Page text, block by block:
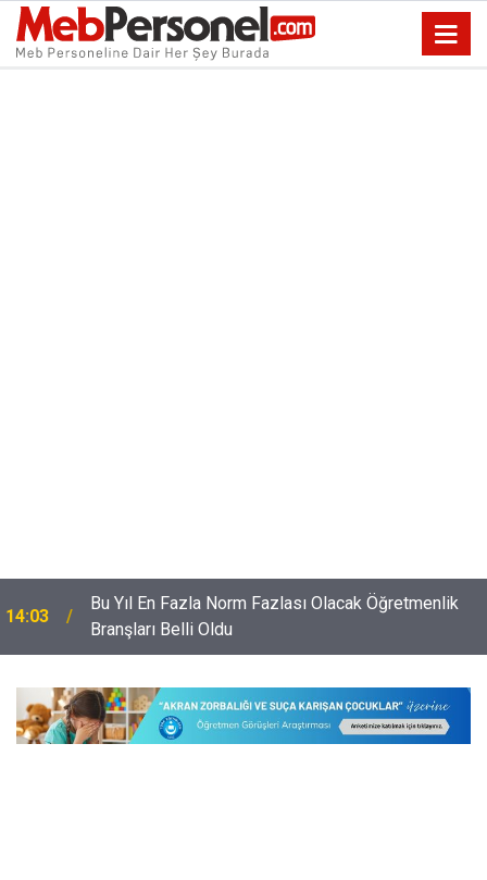
14:03
Bu Yıl En Fazla Norm Fazlası Olacak Öğretmenlik
Branşları Belli Oldu